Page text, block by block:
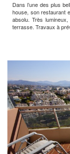
Dans l’une des plus
house, son restaurant
absolu. Très
terrasse. Travaux à